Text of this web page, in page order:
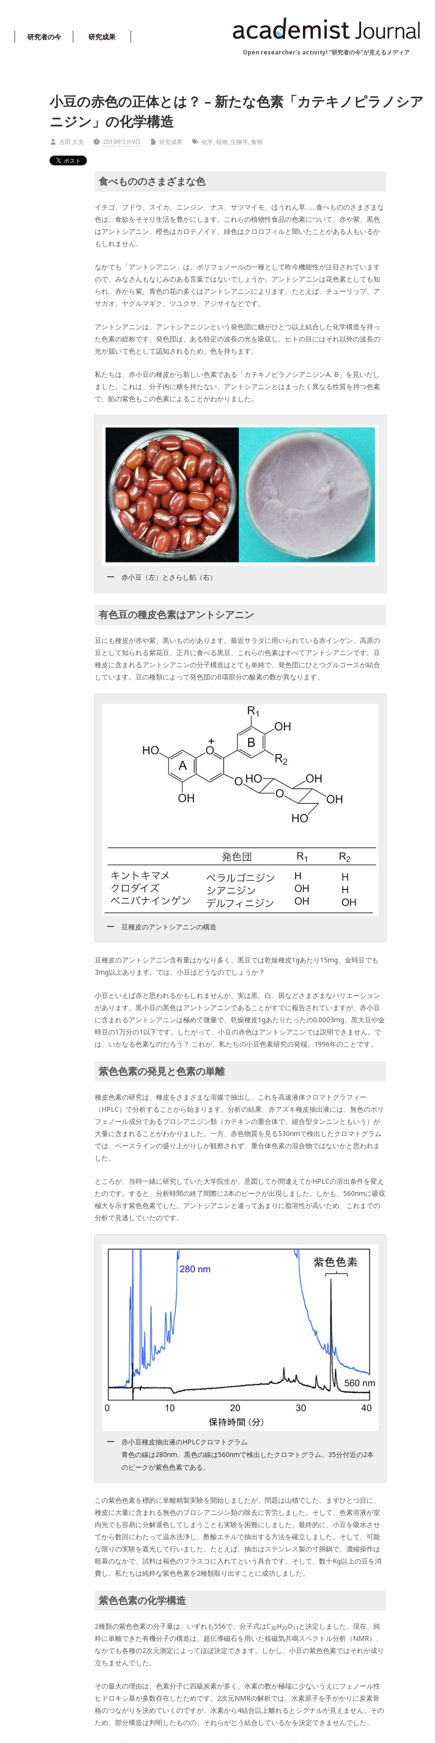
Open researcher’s activity! “研究者の今“が見えるメディア
研究者の今 研究成果
小豆の赤色の正体とは？ – 新たな色素「カテキノピラノシア
ニジン」の化学構造
吉田 久美 2019年5月9日 研究成果 化学, 植物, 生物学, 食物
食べもののさまざまな色
イチゴ、ブドウ、スイカ、ニンジン、ナス、サツマイモ、ほうれん草……食べもののさまざまな
色は、食欲をそそり生活を豊かにします。これらの植物性食品の色素について、赤や紫、黒色
はアントシアニン、橙色はカロテノイド、緑色はクロロフィルと聞いたことがある人もいるか
もしれません。
なかでも「アントシアニン」は、ポリフェノールの一種として昨今機能性が注目されています
ので、みなさんもなじみのある言葉ではないでしょうか。アントシアニンは花色素としても知
られ、赤から紫、青色の花の多くはアントシアニンによります。たとえば、チューリップ、ア
サガオ、ヤグルマギク、ツユクサ、アジサイなどです。
アントシアニンは、アントシアニジンという発色団に糖がひとつ以上結合した化学構造を持っ
た色素の総称です。発色団は、ある特定の波長の光を吸収し、ヒトの目にはそれ以外の波長の
光が届いて色として認知されるため、色を持ちます。
私たちは、赤小豆の種皮から新しい色素である「カテキノピラノシアニジンA, B」を見いだし
ました。これは、分子内に糖を持たない、アントシアニンとはまったく異なる性質を持つ色素
で、餡の紫色もこの色素によることがわかりました。
赤小豆（左）とさらし餡（右）
有色豆の種皮色素はアントシアニン
豆にも種皮が赤や紫、黒いものがあります。最近サラダに用いられている赤インゲン、高原の
豆として知られる紫花豆、正月に食べる黒豆、これらの色素はすべてアントシアニンです。豆
種皮に含まれるアントシアニンの分子構造はとても単純で、発色団にひとつグルコースが結合
しています。豆の種類によって発色団のB環部分の酸素の数が異なります。
豆種皮のアントシアニンの構造
豆種皮のアントシアニン含有量はかなり多く、黒豆では乾燥種皮1gあたり15mg、金時豆でも
3mg以上あります。では、小豆はどうなのでしょうか？
小豆といえば赤と思われるかもしれませんが、実は黒、白、斑などさまざまなバリエーション
があります。黒小豆の黒色はアントシアニンであることがすでに報告されていますが、赤小豆
に含まれるアントシアニンは極めて微量で、乾燥種皮1gあたりたったの0.0003mg、黒大豆や金
時豆の1万分の1以下です。したがって、小豆の赤色はアントシアニンでは説明できません。で
は、いかなる色素なのだろう？ これが、私たちの小豆色素研究の発端、1996年のことです。
紫色色素の発見と色素の単離
種皮色素の研究は、種皮をさまざまな溶媒で抽出し、これを高速液体クロマトグラフィー
（HPLC）で分析することから始まります。分析の結果、赤アズキ種皮抽出液には、無色のポリ
フェノール成分であるプロシアニジン類（カテキンの重合体で、縮合型タンニンともいう）が
大量に含まれることがわかりました。一方、赤色物質を見る530nmで検出したクロマトグラム
では、ベースラインの盛り上がりしか観察されず、重合体色素の混合物ではないかと思われま
した。
ところが、当時一緒に研究していた大学院生が、意図してか間違えてかHPLCの溶出条件を変え
たのです。すると、分析時間の終了間際に2本のピークが出現しました。しかも、560nmに吸収
極大を示す紫色色素でした。アントシアニンと違ってあまりに脂溶性が高いため、これまでの
分析で見逃していたのです。
赤小豆種皮抽出液のHPLCクロマトグラム
青色の線は280nm、黒色の線は560nmで検出したクロマトグラム。35分付近の2本
のピークが紫色色素である。
この紫色色素を標的に単離精製実験を開始しましたが、問題は山積でした。まずひとつ目に、
種皮に大量に含まれる無色のプロシアニジン類の除去に苦労しました。そして、色素溶液が室
内光でも容易に分解退色してしまうことも実験を困難にしました。最終的に、小豆を吸水させ
てから数回にわたって温水洗浄し、酢酸エチルで抽出する方法を確立しました。そして、可能
な限りの実験を遮光して行いました。たとえば、抽出はステンレス製の寸胴鍋で、濃縮操作は
暗幕のなかで、試料は褐色のフラスコに入れてという具合です。そして、数十Kg以上の豆を消
費し、私たちは純粋な紫色色素を2種類取り出すことに成功しました。
紫色色素の化学構造
2種類の紫色色素の分子量は、いずれも556で、分子式はC30H20O11 と決定しました。現在、純
粋に単離できた有機分子の構造は、超伝導磁石を用いた核磁気共鳴スペクトル分析（NMR）、
なかでも各種の2次元測定によってほぼ決定できます。しかし、小豆の紫色色素ではそれが成り
立ちませんでした。
その最大の理由は、色素分子に四級炭素が多く、水素の数が極端に少ないうえにフェノール性
ヒドロキシ基が多数存在したためです。2次元NMRの解析では、水素原子を手がかりに炭素骨
格のつながりを決めていくのですが、水素から4結合以上離れるとシグナルが見えません。その
ため、部分構造は判明したものの、それらがどう結合しているかを決定できませんでした。